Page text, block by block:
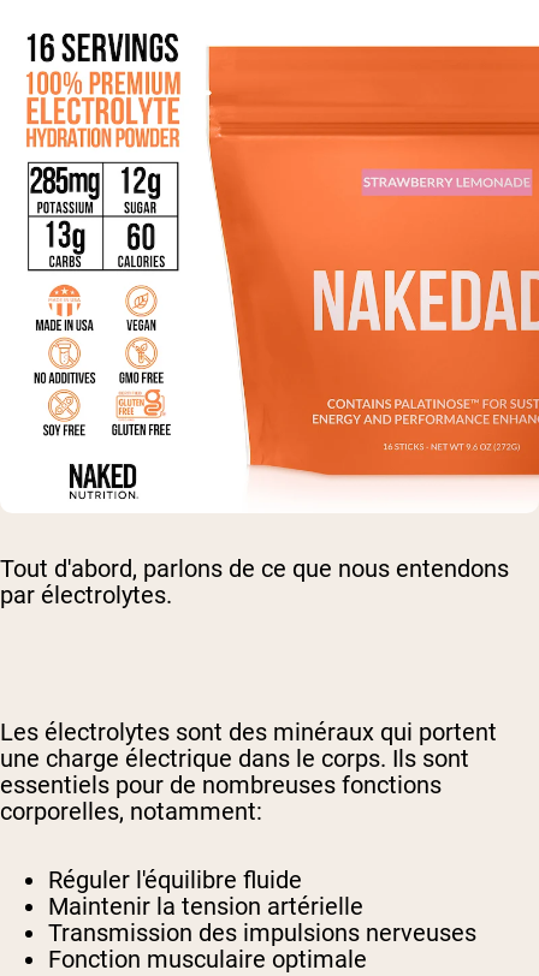
Tout d'abord, parlons de ce que nous entendons
par électrolytes.
Les électrolytes sont des minéraux qui portent
une charge électrique dans le corps. Ils sont
essentiels pour de nombreuses fonctions
corporelles, notamment:
Réguler l'équilibre fluide
Maintenir la tension artérielle
Transmission des impulsions nerveuses
Fonction musculaire optimale